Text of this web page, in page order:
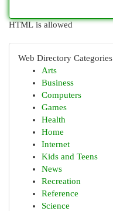
HTML is allowed
Web Directory Categories
Arts
Business
Computers
Games
Health
Home
Internet
Kids and Teens
News
Recreation
Reference
Science